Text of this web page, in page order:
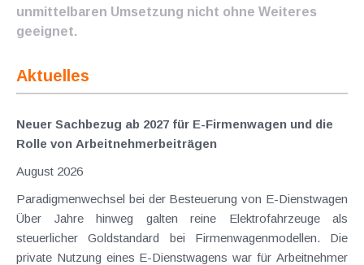
unmittelbaren Umsetzung nicht ohne Weiteres
geeignet.
Aktuelles
Neuer Sachbezug ab 2027 für E-Firmenwagen und die
Rolle von Arbeitnehmer​­beiträgen
August 2026
Paradigmenwechsel bei der Besteuerung von E-Dienstwagen
Über Jahre hinweg galten reine Elektrofahrzeuge als
steuerlicher Goldstandard bei Firmenwagenmodellen. Die
private Nutzung eines E-Dienstwagens war für Arbeitnehmer